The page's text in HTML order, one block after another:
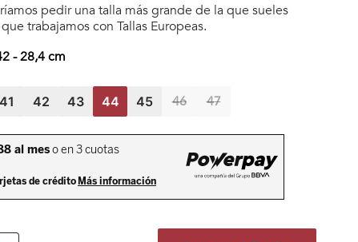
pedir una talla más grande de la que sueles
trabajamos con Tallas Europeas.
-28,4cm
41 42 43 44 45 46 47